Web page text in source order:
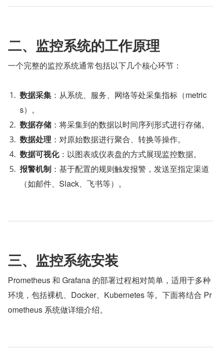
二、监控系统的工作原理
一个完整的监控系统通常包括以下几个核心环节：
数据采集 ：从系统、服务、网络等处采集指标（metric
s）。
数据存储 ：将采集到的数据以时间序列形式进行存储。
数据处理 ：对原始数据进行聚合、转换等操作。
数据可视化：以图表或仪表盘的方式展现监控数据。
报警机制 ：基于配置的规则触发报警，发送至指定渠道
（如邮件、Slack、飞书等）。
三、监控系统安装
Prometheus 和 Grafana 的部署过程相对简单，适用于多种
环境，包括裸机、Docker、Kubernetes 等。下面将结合 Pr
ometheus 系统做详细介绍。